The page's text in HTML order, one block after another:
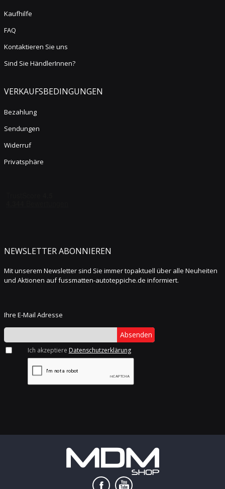
Kaufhilfe
FAQ
Kontaktieren Sie uns
Sind Sie HändlerInnen?
VERKAUFSBEDINGUNGEN
Bezahlung
Sendungen
Widerruf
Privatsphäre
NEWSLETTER ABONNIEREN
Mit unserem Newsletter sind Sie immer topaktuell über alle Neuheiten
und Aktionen auf fussmatten-autoteppiche.de informiert.
Ihre E-Mail Adresse
Absenden
Ich akzeptiere Datenschutzerklärung